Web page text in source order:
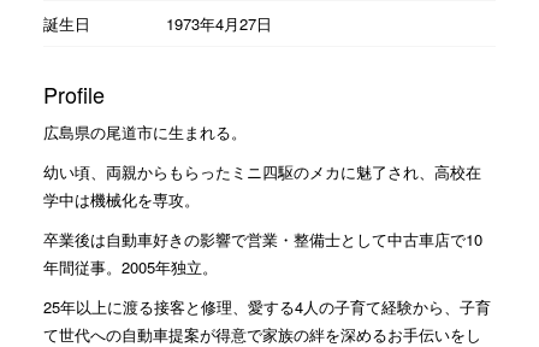
誕生日
1973年4月27日
Profile
広島県の尾道市に生まれる。
幼い頃、両親からもらったミニ四駆のメカに魅了され、高校在
学中は機械化を専攻。
卒業後は自動車好きの影響で営業・整備士として中古車店で10
年間従事。2005年独立。
25年以上に渡る接客と修理、愛する4人の子育て経験から、子育
て世代への自動車提案が得意で家族の絆を深めるお手伝いをし